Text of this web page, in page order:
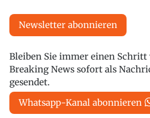
Newsletter abonnieren
Bleiben Sie immer einen Schritt
Breaking News sofort als
gesendet.
Whatsapp-Kanal abonnieren